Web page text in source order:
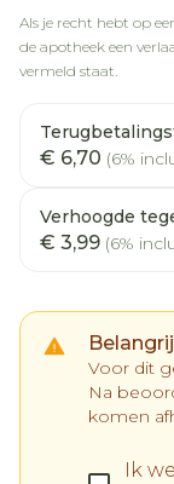
Als je recht hebt op
de apotheek een
vermeld staat.
€ 6,70 (6%
Verhoogde
€ 3,99 (6%
Voor dit
Na
komen
Ik